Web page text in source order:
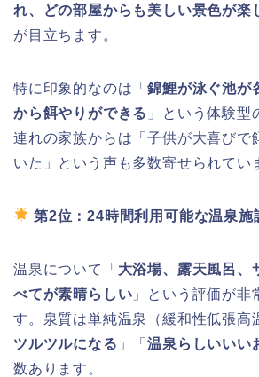
れ、どの部屋からも美しい景色が楽
が目立ちます。
特に印象的なのは「錦鯉が泳ぐ池が
から餌やりができる 」という体験型
連れの家族からは「子供が大喜びで
いた」という声も多数寄せられてい
第2位：24時間利用可能な温泉施
温泉について「 大浴場、露天風呂、
べてが素晴らしい 」という評価が非
す。泉質は単純温泉（緩和性低張高
ツルツルになる 」「温泉らしいいい
数あります。